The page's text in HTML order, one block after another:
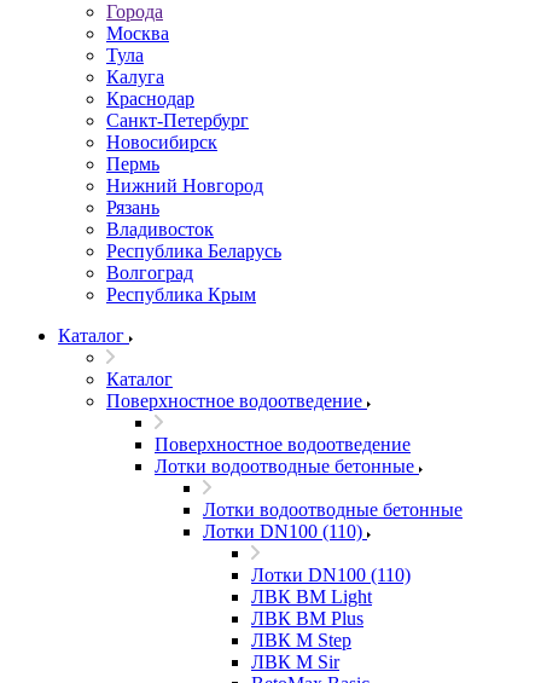
Города
Москва
Тула
Калуга
Краснодар
Санкт-Петербург
Новосибирск
Пермь
Нижний Новгород
Рязань
Владивосток
Республика Беларусь
Волгоград
Республика Крым
Каталог
Каталог
Поверхностное водоотведение
Поверхностное водоотведение
Лотки водоотводные бетонные
Лотки водоотводные бетонные
Лотки DN100 (110)
Лотки DN100 (110)
ЛВК ВМ Light
ЛВК ВМ Plus
ЛВК М Step
ЛВК М Sir